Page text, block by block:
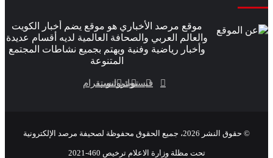
موقع مرصد الأخباري هو موقع يضم أخبار الكويت
والعالم العربي والصحافة العالمية لديه أقسام عديدة
وأخبار رياضية وفنية ويهتم بجميع نشاطات المجتمع
فيسبوك
تويتر يوتيوب
انستقرام
جميع الحقوق محفوظة لصحيفة مرصد الإلكترونية
تحت مظلة وزارة الاعلام ترخيص 460-2021